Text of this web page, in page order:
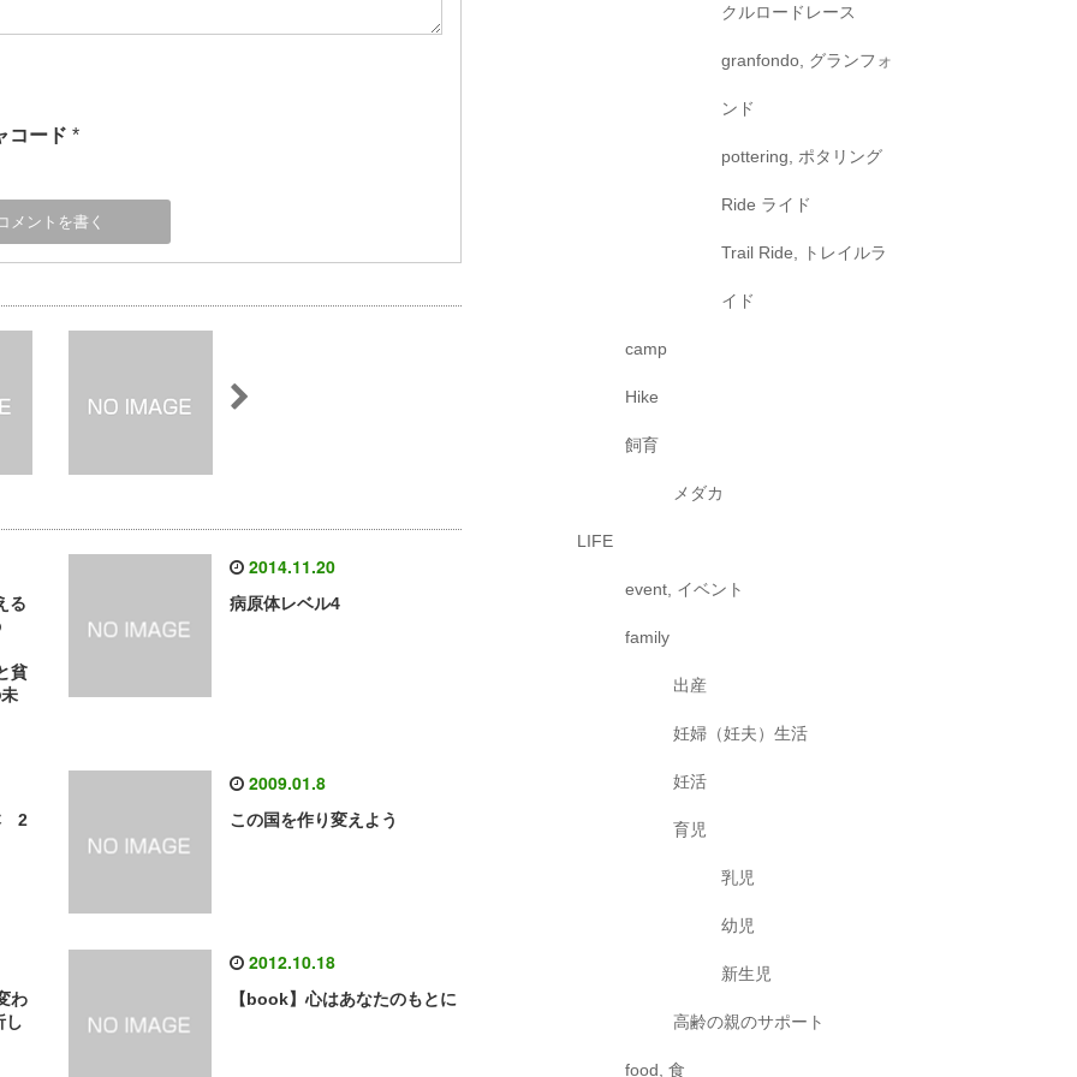
コード *
る
貧
2014.11.20
病原体レベル4
2
2009.01.8
この国を作り変えよう
わ
し
2012.10.18
【book】心はあなたのもとに
クルロードレース
granfondo, グランフォ
ンド
pottering, ポタリング
Ride ライド
Trail Ride, トレイルラ
イド
camp
Hike
飼育
メダカ
LIFE
event, イベント
family
出産
妊婦（妊夫）生活
妊活
育児
乳児
幼児
新生児
高齢の親のサポート
food, 食